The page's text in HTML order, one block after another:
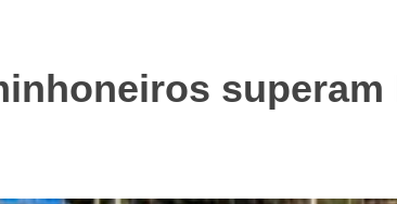
superam